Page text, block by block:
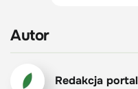
Autor
Redakcja